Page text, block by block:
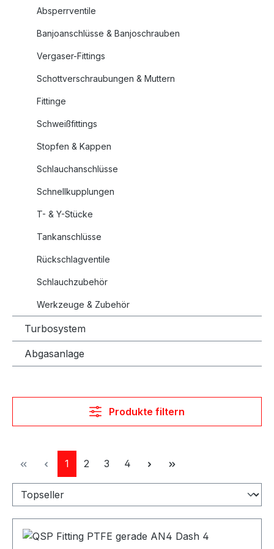
Absperrventile
Banjoanschlüsse & Banjoschrauben
Vergaser-Fittings
Schottverschraubungen & Muttern
Fittinge
Schweißfittings
Stopfen & Kappen
Schlauchanschlüsse
Schnellkupplungen
T- & Y-Stücke
Tankanschlüsse
Rückschlagventile
Schlauchzubehör
Werkzeuge & Zubehör
Turbosystem
Abgasanlage
Produkte filtern
Seite
1 Seite
2 Seite
3 Seite
4